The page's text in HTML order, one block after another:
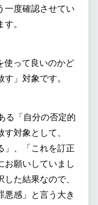
一度確認させてい
。
って良いのかど
」対象です。
る「自分の否定的
対象として、
」、「これを訂正
お願いしていまし
た結果なので、
悪感」と言う大き